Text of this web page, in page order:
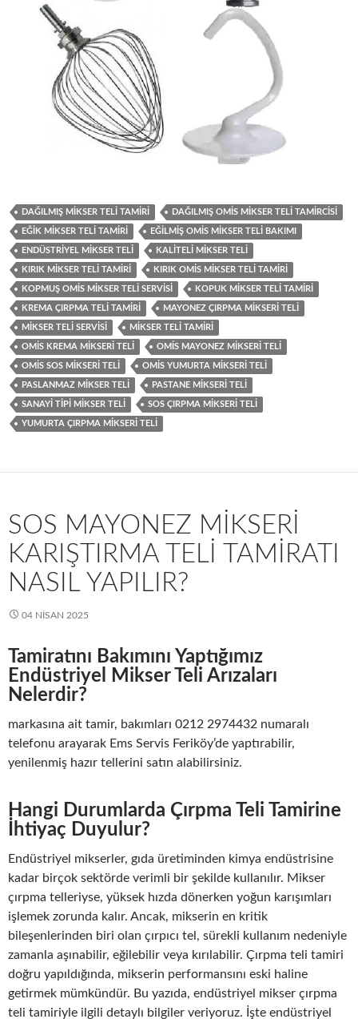
DAĞILMIŞ MIKSER TELI TAMIRI DAĞILMIŞ OMIS MIKSER TELI TAMIRCISI
EĞIK MIKSER TELI TAMIRI EĞILMIŞ OMIS MIKSER TELI BAKIMI
ENDÜSTRIYEL MIKSER TELI KALITELI MIKSER TELI
KIRIK MIKSER TELI TAMIRI KIRIK OMIS MIKSER TELI TAMIRI
KOPMUŞ OMIS MIKSER TELI SERVISI KOPUK MIKSER TELI TAMIRI
KREMA ÇIRPMA TELI TAMIRI MAYONEZ ÇIRPMA MIKSERI TELI
MIKSER TELI SERVISI MIKSER TELI TAMIRI
OMIS KREMA MIKSERI TELI OMIS MAYONEZ MIKSERI TELI
OMIS SOS MIKSERI TELI OMIS YUMURTA MIKSERI TELI
PASLANMAZ MIKSER TELI PASTANE MIKSERI TELI
SANAYI TIPI MIKSER TELI SOS ÇIRPMA MIKSERI TELI
YUMURTA ÇIRPMA MIKSERI TELI
SOS MAYONEZ MIKSERI
KARIŞTIRMA TELI TAMIRATI
NASIL YAPILIR?
04 NISAN 2025
Tamiratını Bakımını Yaptığımız
Endüstriyel Mikser Teli Arızaları
Nelerdir?
markasına ait tamir, bakımları 0212 2974432 numaralı
telefonu arayarak Ems Servis Feriköy’de yaptırabilir,
yenilenmiş hazır tellerini satın alabilirsiniz.
Hangi Durumlarda Çırpma Teli Tamirine
İhtiyaç Duyulur?
Endüstriyel mikserler, gıda üretiminden kimya endüstrisine
kadar birçok sektörde verimli bir şekilde kullanılır. Mikser
çırpma telleriyse, yüksek hızda dönerken yoğun karışımları
işlemek zorunda kalır. Ancak, mikserin en kritik
bileşenlerinden biri olan çırpıcı tel, sürekli kullanım nedeniyle
zamanla aşınabilir, eğilebilir veya kırılabilir. Çırpma teli tamiri
doğru yapıldığında, mikserin performansını eski haline
getirmek mümkündür. Bu yazıda, endüstriyel mikser çırpma
teli tamiriyle ilgili detaylı bilgiler veriyoruz. İşte endüstriyel